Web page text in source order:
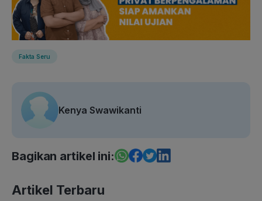
Fakta Seru
Kenya Swawikanti
Bagikan artikel ini:
Artikel Terbaru